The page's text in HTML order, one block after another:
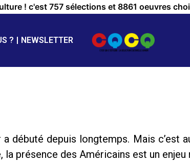
! c'est 757 sélections et 8861 oeuvres
? NEWSLETTER
débuté depuis longtemps. Mais
la présence des Américains est un